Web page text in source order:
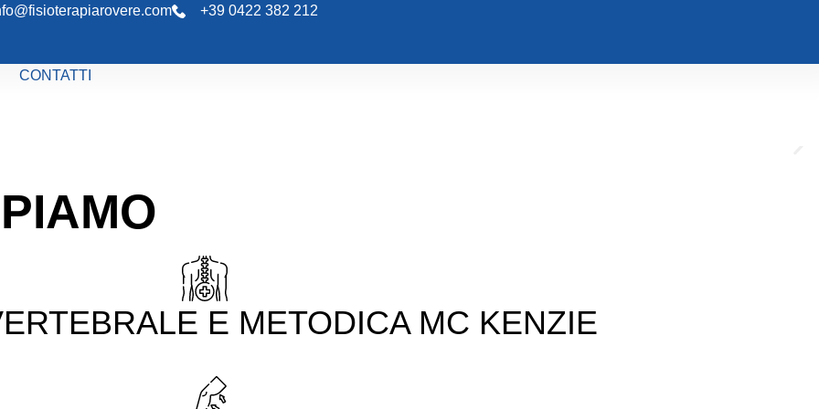
+39 0422 382 212
CONTATTI
ultrasuonoterapia, magnetoterapia
E METODICA MC KENZIE